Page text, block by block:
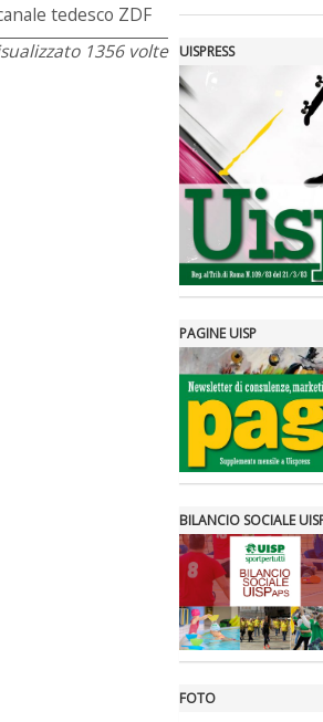
tedesco ZDF
1356 volte
UISPRESS
PAGINE UISP
BILANCIO SOCIALE
FOTO